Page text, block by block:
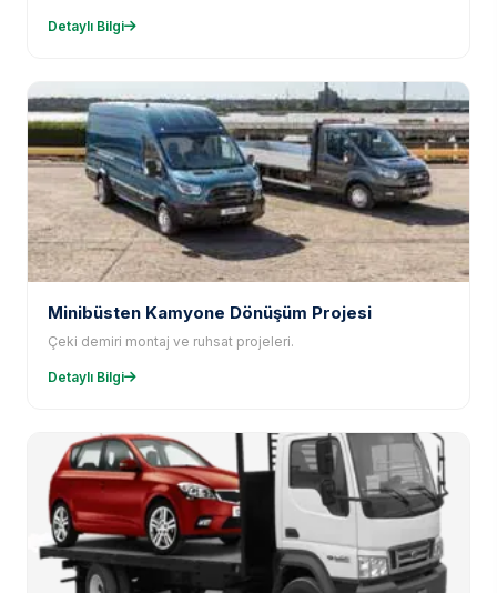
Detaylı Bilgi
Minibüsten Kamyone Dönüşüm Projesi
Çeki demiri montaj ve ruhsat projeleri.
Detaylı Bilgi